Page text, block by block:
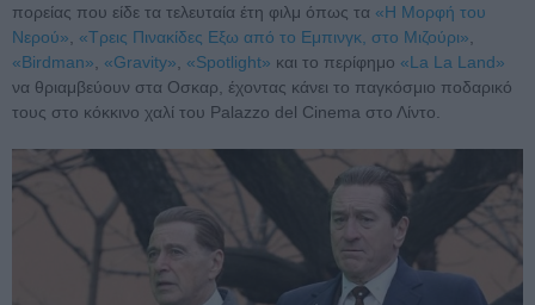
πορείας που είδε τα τελευταία έτη φιλμ όπως τα «Η Μορφή του
Νερού»
«Τρεις Πινακίδες Εξω από το Εμπινγκ, στο Μιζούρι»
«Birdman»
«Gravity» «Spotlight» και το περίφημο «La La Land»
να θριαμβεύουν στα Οσκαρ, έχοντας κάνει το παγκόσμιο ποδαρικό
τους στο κόκκινο χαλί του Palazzo del Cinema στο Λίντο.